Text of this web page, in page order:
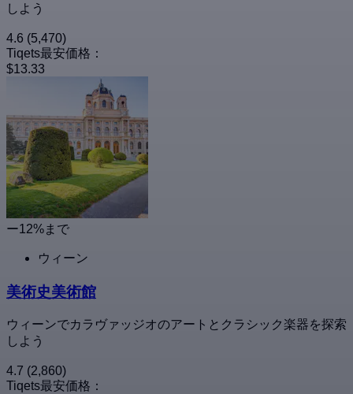
しよう
4.6 (5,470)
Tiqets最安価格：
$13.33
ー12%まで
ウィーン
美術史美術館
ウィーンでカラヴァッジオのアートとクラシック楽器を探索
しよう
4.7 (2,860)
Tiqets最安価格：